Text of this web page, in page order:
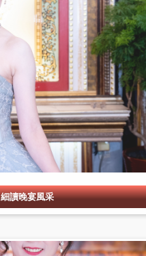
細讀晚宴風采